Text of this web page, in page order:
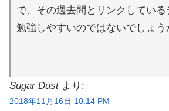
で、その過去問とリンクしている
勉強しやすいのではないでしょう
Sugar Dust より:
2018年11月16日 10:14 PM